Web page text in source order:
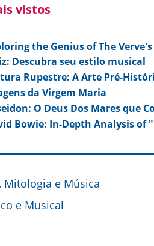
vistos
the Genius of The
Descubra seu estilo musical
Rupestre: A Arte Pré-
da Virgem Maria
O Deus Dos Mares que
Bowie: In-Depth Analysis of
Mitologia e Música
e Musical